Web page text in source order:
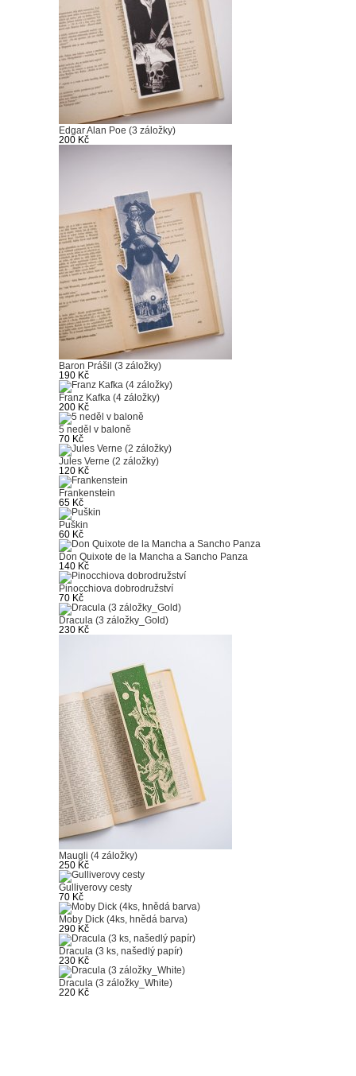
Edgar Alan Poe (3 záložky)
200 Kč
Baron Prášil (3 záložky)
190 Kč
Franz Kafka (4 záložky)
200 Kč
5 neděl v baloně
70 Kč
Jules Verne (2 záložky)
120 Kč
Frankenstein
65 Kč
Puškin
60 Kč
Don Quixote de la Mancha a Sancho Panza
140 Kč
Pinocchiova dobrodružství
70 Kč
Dracula (3 záložky_Gold)
230 Kč
Maugli (4 záložky)
250 Kč
Gulliverovy cesty
70 Kč
Moby Dick (4ks, hnědá barva)
290 Kč
Dracula (3 ks, našedlý papír)
230 Kč
Dracula (3 záložky_White)
220 Kč